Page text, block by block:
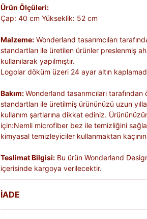
Ürün Ölçüleri:
Çap: 40 cm Yükseklik: 52 cm
Malzeme: Wonderland tasarımcıları
standartları ile üretilen ürünler preslenmiş
kullanılarak yapılmıştır.
Logolar döküm üzeri 24 ayar altın
Bakım:Wonderland tasarımcıları
standartları ile üretilmiş ürününüzü uzun
kullanım şartlarına dikkat ediniz.
için:Nemli microfiber bez ile temizliğini
kimyasal temizleyiciler kullanmaktan
Teslimat Bilgisi: Bu ürün Wonderland
içerisinde kargoya verilecektir.
İADE